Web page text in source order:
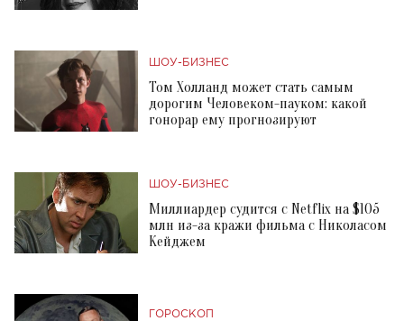
ШОУ-БИЗНЕС
Том Холланд может стать самым
дорогим Человеком-пауком: какой
гонорар ему прогнозируют
ШОУ-БИЗНЕС
Миллиардер судится с Netflix на $105
млн из-за кражи фильма с Николасом
Кейджем
ГОРОСКОП